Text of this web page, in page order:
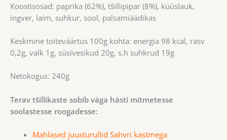
Koostisosad: paprika (62%), tšillipipar (8%), küüslauk,
ingver, laim, suhkur, sool, palsamiäädikas
Keskmine toiteväärtus 100g kohta: energia 98 kcal, rasv
0,2g, valk 1g, süsivesikud 20g, s.h suhkrud 19g
Netokogus: 240g
Terav tšillikaste sobib väga hästi mitmetesse
soolastesse roogadesse:
Mahlased juusturullid Sahvri kastmega